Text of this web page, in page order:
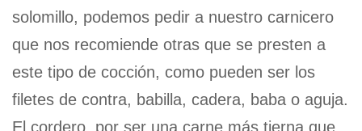
solomillo, podemos pedir a nuestro carnicero
que nos recomiende otras que se presten a
este tipo de cocción, como pueden ser los
filetes de contra, babilla, cadera, baba o aguja.
El cordero, por ser una carne más tierna que